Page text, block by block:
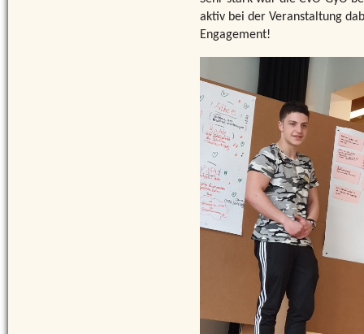
aktiv bei der Veranstaltung
Engagement!